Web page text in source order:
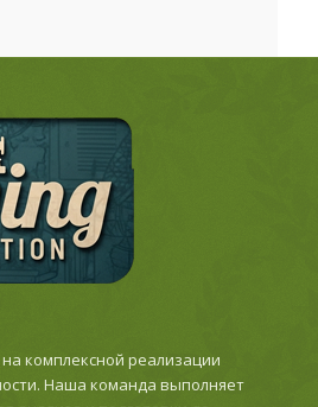
комплексной реализации
Наша команда выполняет